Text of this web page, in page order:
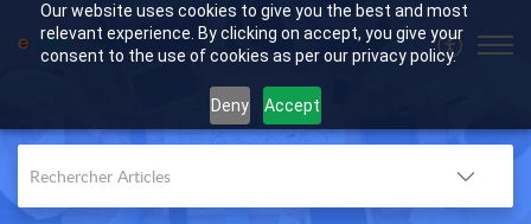
Our website uses cookies to give you the best and most
relevant experience. By clicking on accept, you give your
consent to the use of cookies as per our privacy policy.
Deny Accept